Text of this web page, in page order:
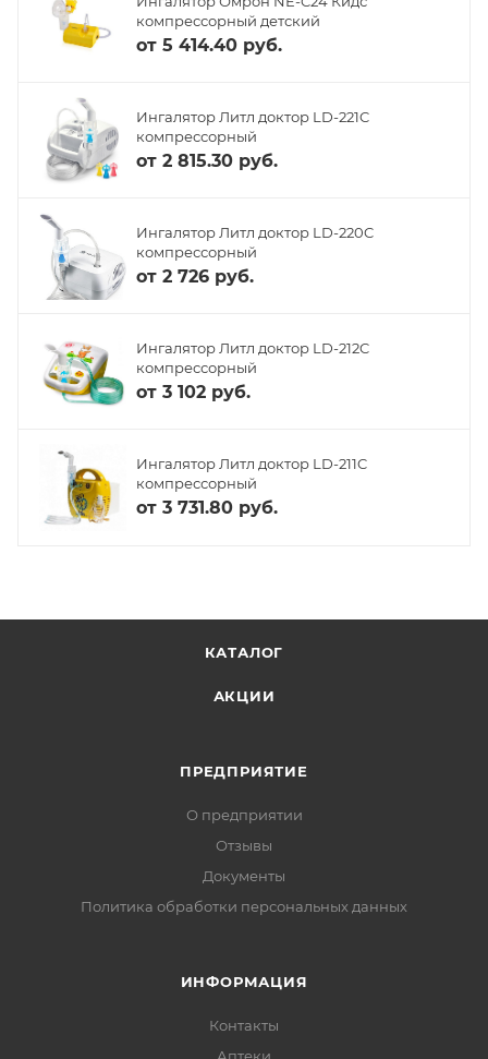
компрессорный детский
от 5 414.40 руб.
Ингалятор Литл доктор LD-221C
компрессорный
от 2 815.30 руб.
Ингалятор Литл доктор LD-220C
компрессорный
от 2 726 руб.
Ингалятор Литл доктор LD-212C
компрессорный
от 3 102 руб.
Ингалятор Литл доктор LD-211C
компрессорный
от 3 731.80 руб.
КАТАЛОГ
АКЦИИ
ПРЕДПРИЯТИЕ
О предприятии
Отзывы
Документы
Политика обработки персональных данных
ИНФОРМАЦИЯ
Контакты